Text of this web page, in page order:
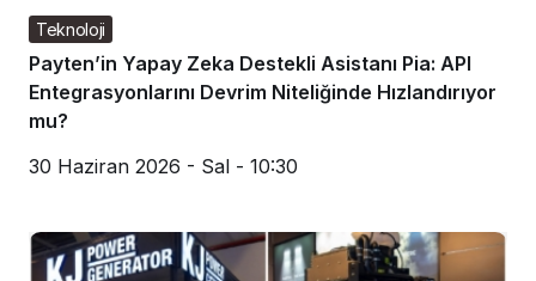
Teknoloji
Payten’in Yapay Zeka Destekli Asistanı Pia: API
Entegrasyonlarını Devrim Niteliğinde Hızlandırıyor
mu?
30 Haziran 2026 - Sal - 10:30